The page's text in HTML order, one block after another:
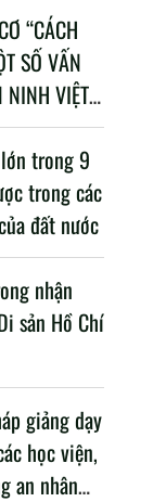
“CÁCH
SỐ VẤN
VIỆT
HIỆN
trong 9
trong các
đất nước
nhận
sản Hồ Chí
giảng dạy
học viện,
an nhân